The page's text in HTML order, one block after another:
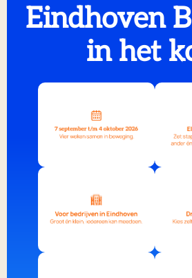
Eindhoven
in het